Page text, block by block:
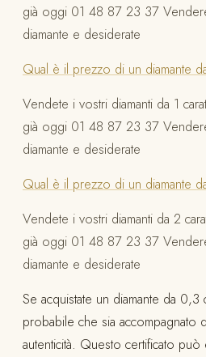
già oggi 01 48 87 23 37
diamante e desiderate
Qual è il prezzo di un diamante
Vendete i vostri diamanti da 1
già oggi 01 48 87 23 37
diamante e desiderate
Qual è il prezzo di un diamante
Vendete i vostri diamanti da 2
già oggi 01 48 87 23 37
diamante e desiderate
Se acquistate un diamante da
probabile che sia accompagnato
autenticità. Questo certificato